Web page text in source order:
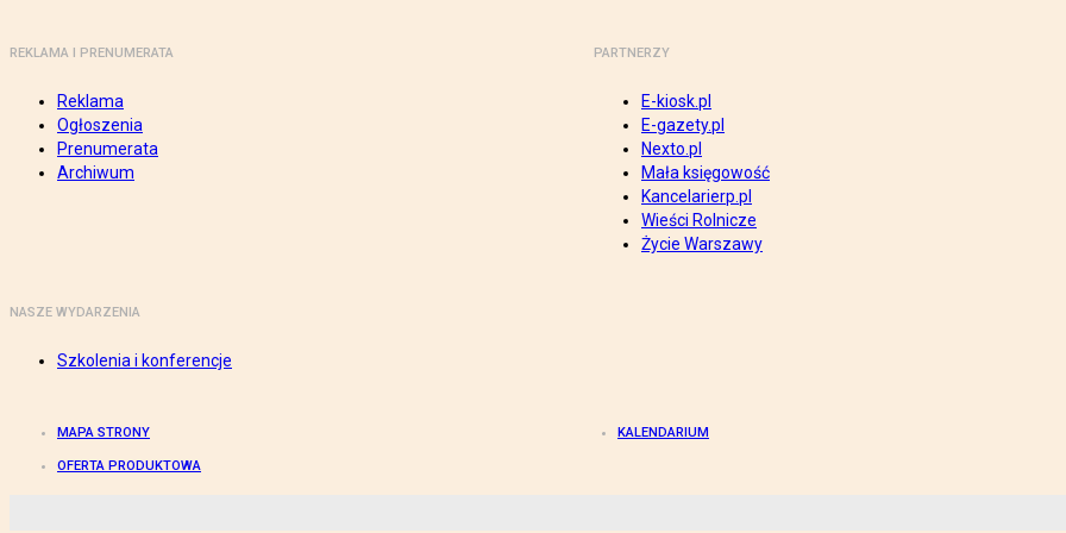
REKLAMA I PRENUMERATA
Reklama
Ogłoszenia
Prenumerata
Archiwum
PARTNERZY
E-kiosk.pl
E-gazety.pl
Nexto.pl
Mała księgowość
Kancelarierp.pl
Wieści Rolnicze
Życie Warszawy
NASZE WYDARZENIA
Szkolenia i konferencje
MAPA STRONY KALENDARIUM
OFERTA PRODUKTOWA